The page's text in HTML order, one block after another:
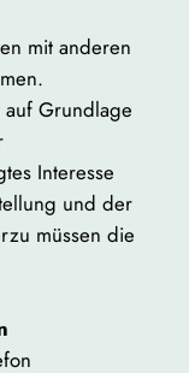
mit anderen
Grundlage
Interesse
und der
müssen die